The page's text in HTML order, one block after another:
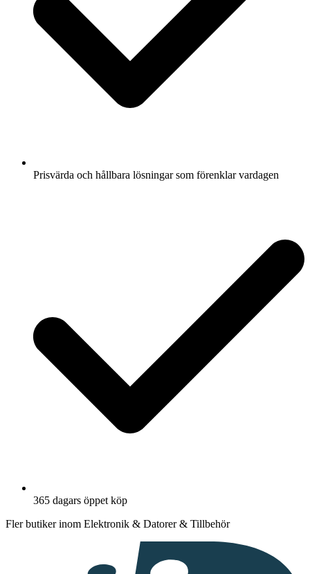
Prisvärda och hållbara lösningar som förenklar vardagen
365 dagars öppet köp
Fler butiker inom Elektronik & Datorer & Tillbehör